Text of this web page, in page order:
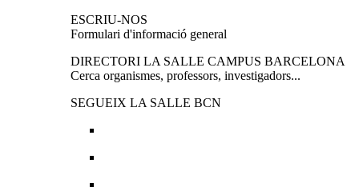
ESCRIU-NOS
Formulari d'informació general
DIRECTORI LA SALLE CAMPUS BARCELONA
Cerca organismes, professors, investigadors...
SEGUEIX LA SALLE BCN